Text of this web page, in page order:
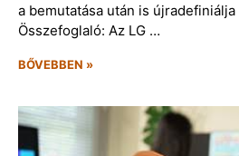
a bemutatása után is
Összefoglaló: Az LG …
BŐVEBBEN »